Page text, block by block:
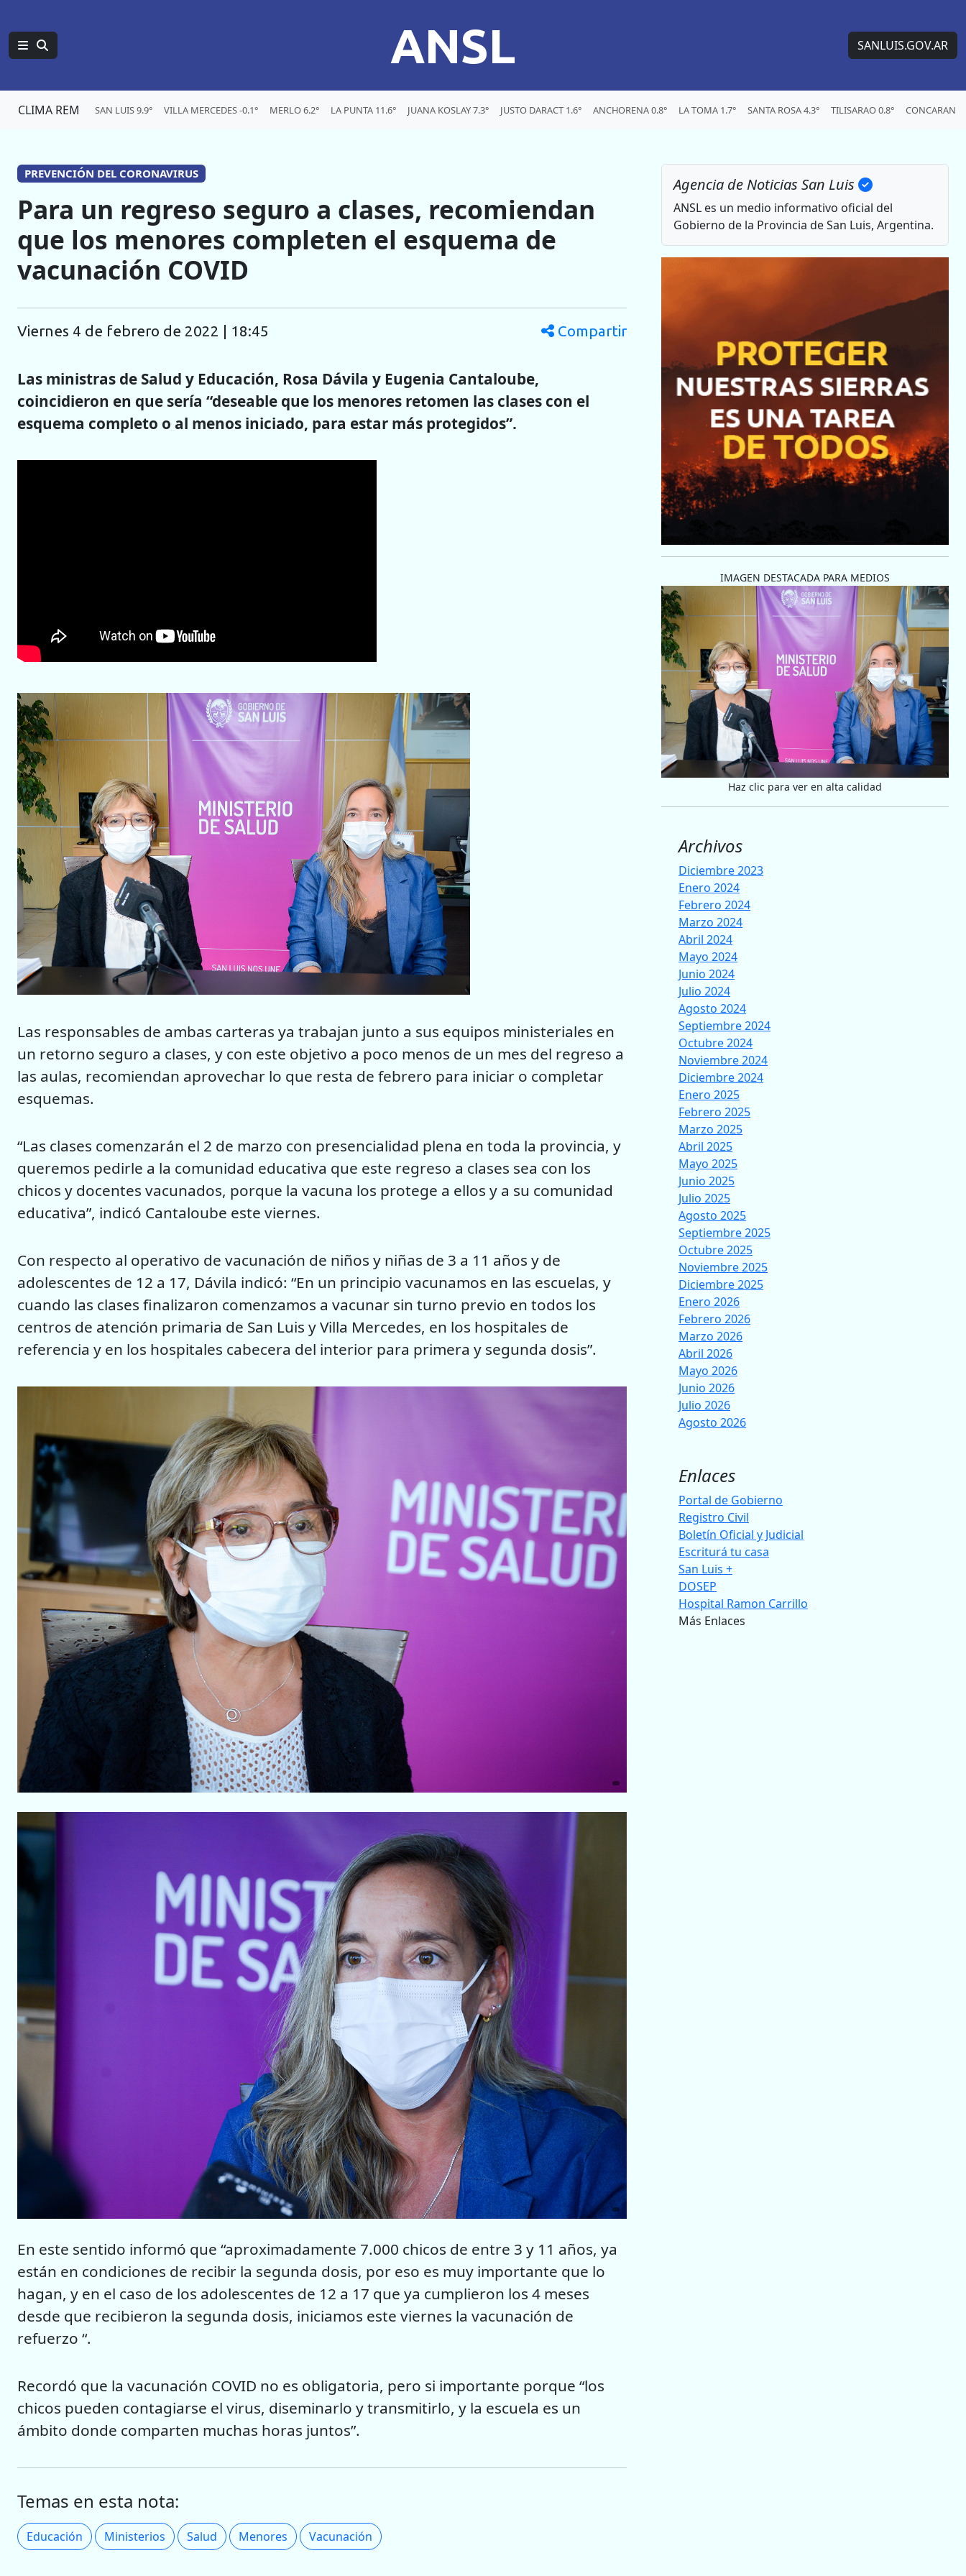
ANSL SANLUIS.GOV.AR
CLIMA REM SAN LUIS 9.9° VILLA MERCEDES -0.1° MERLO 6.2° LA PUNTA 11.6° JUANA KOSLAY 7.3° JUSTO DARACT 1.6° ANCHORENA 0.8° LA TOMA 1.7° SANTA ROSA 4.3° TILISARAO 0.8° CONCARAN
PREVENCIÓN DEL CORONAVIRUS
Para un regreso seguro a clases, recomiendan
que los menores completen el esquema de
vacunación COVID
viernes 4 de febrero de 2022 | 18:45 Compartir
Las ministras de Salud y Educación, Rosa Dávila y Eugenia Cantaloube,
coincidieron en que sería “deseable que los menores retomen las clases con el
esquema completo o al menos iniciado, para estar más protegidos”.
Las responsables de ambas carteras ya trabajan junto a sus equipos ministeriales en
un retorno seguro a clases, y con este objetivo a poco menos de un mes del regreso a
las aulas, recomiendan aprovechar lo que resta de febrero para iniciar o completar
esquemas.
“Las clases comenzarán el 2 de marzo con presencialidad plena en toda la provincia, y
queremos pedirle a la comunidad educativa que este regreso a clases sea con los
chicos y docentes vacunados, porque la vacuna los protege a ellos y a su comunidad
educativa”, indicó Cantaloube este viernes.
Con respecto al operativo de vacunación de niños y niñas de 3 a 11 años y de
adolescentes de 12 a 17, Dávila indicó: “En un principio vacunamos en las escuelas, y
cuando las clases finalizaron comenzamos a vacunar sin turno previo en todos los
centros de atención primaria de San Luis y Villa Mercedes, en los hospitales de
referencia y en los hospitales cabecera del interior para primera y segunda dosis”.
En este sentido informó que “aproximadamente 7.000 chicos de entre 3 y 11 años, ya
están en condiciones de recibir la segunda dosis, por eso es muy importante que lo
hagan, y en el caso de los adolescentes de 12 a 17 que ya cumplieron los 4 meses
desde que recibieron la segunda dosis, iniciamos este viernes la vacunación de
refuerzo “.
Recordó que la vacunación COVID no es obligatoria, pero si importante porque “los
chicos pueden contagiarse el virus, diseminarlo y transmitirlo, y la escuela es un
ámbito donde comparten muchas horas juntos”.
Temas en esta nota:
Educación Ministerios Salud Menores Vacunación
Agencia de Noticias San Luis
ANSL es un medio informativo oficial del
Gobierno de la Provincia de San Luis, Argentina.
IMAGEN DESTACADA PARA MEDIOS
Haz clic para ver en alta calidad
Archivos
Diciembre 2023
Enero 2024
Febrero 2024
Marzo 2024
Abril 2024
Mayo 2024
Junio 2024
Julio 2024
Agosto 2024
Septiembre 2024
Octubre 2024
Noviembre 2024
Diciembre 2024
Enero 2025
Febrero 2025
Marzo 2025
Abril 2025
Mayo 2025
Junio 2025
Julio 2025
Agosto 2025
Septiembre 2025
Octubre 2025
Noviembre 2025
Diciembre 2025
Enero 2026
Febrero 2026
Marzo 2026
Abril 2026
Mayo 2026
Junio 2026
Julio 2026
Agosto 2026
Enlaces
Portal de Gobierno
Registro Civil
Boletín Oficial y Judicial
Escriturá tu casa
San Luis +
DOSEP
Hospital Ramon Carrillo
Más Enlaces